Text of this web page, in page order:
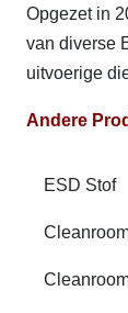
Opgezet in
van diverse
uitvoerige
Andere
ESD Stof